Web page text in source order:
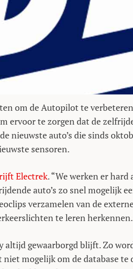
om de Autopilot te
ervoor te zorgen dat de
nieuwste auto’s die sinds
sensoren.
Electrek. “We werken er hard
auto’s zo snel mogelijk
verzamelen van de
te leren
gewaarborgd blijft. Zo
mogelijk om de database te